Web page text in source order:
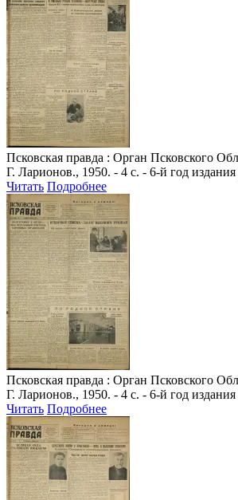
Псковская правда : Орган Псковского
Г. Ларионов., 1950. - 4 с. - 6-й год
Читать Подробнее
Псковская правда : Орган Псковского
Г. Ларионов., 1950. - 4 с. - 6-й год
Читать Подробнее